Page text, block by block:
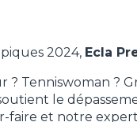
2024, Ecla
? Tenniswoman ?
le
faire et notre